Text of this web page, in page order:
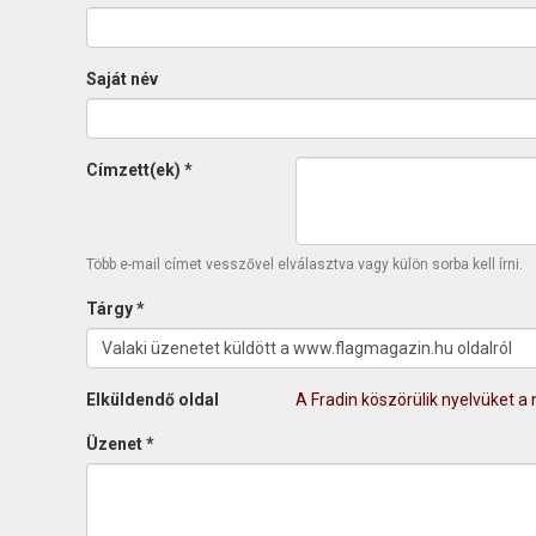
Saját név
Címzett(ek) *
Több e-mail címet vesszővel elválasztva vagy külön sorba kell írni.
Tárgy*
Elküldendő oldal A Fradin köszörülik nyelvüket
Üzenet*